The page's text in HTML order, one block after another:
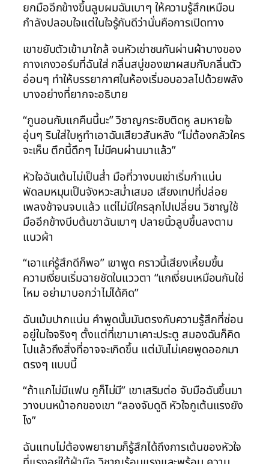
ยกมืออีกข้างขึ้นลูบผมฉันเบาๆ ให้ความรู้สึกเหมือน
กำลังปลอบใจแต่ในใจรู้กันดีว่านั่นคือการเปิดทาง
เขาขยับตัวเข้ามาใกล้ จนหัวเข่าชนกันผ่านผ้าบางของ
กางเกงวอร์มที่ฉันใส่ กลิ่นสบู่ของเขาผสมกับกลิ่นตัว
อ่อนๆ ทำให้บรรยากาศในห้องเริ่มอบอวลไปด้วยพลัง
บางอย่างที่ยากจะอธิบาย
“กูนอนกับแกคืนนี้นะ” วิชาญกระซิบติดหู ลมหายใจ
อุ่นๆ รินใส่ใบหูทำเอาฉันเสียวสันหลัง “ไม่ต้องกลัวใคร
จะเห็น ตึกนี้ดึกๆ ไม่มีคนผ่านมาแล้ว”
หัวใจฉันเต้นไม่เป็นส่ำ มือที่วางบนเข่าเริ่มกำแน่น
พัดลมหมุนเป็นจังหวะสม่ำเสมอ เสียงเทปที่ปล่อย
เพลงช้าจนจบแล้ว แต่ไม่มีใครลุกไปเปลี่ยน วิชาญใช้
มืออีกข้างบีบต้นขาฉันเบาๆ ปลายนิ้วลูบขึ้นลงตาม
แนวผ้า
“เอาแค่รู้สึกดีก็พอ” เขาพูด คราวนี้เสียงเหี้ยมขึ้น
ความเงี่ยนเริ่มฉายชัดในแววตา “แกเงี่ยนเหมือนกันใช่
ไหม อย่ามาบอกว่าไม่ได้คิด”
ฉันเม้มปากแน่น คำพูดนั้นมันตรงกับความรู้สึกที่ซ่อน
อยู่ในใจจริงๆ ตั้งแต่ที่เขามาเคาะประตู สมองฉันก็คิด
ไปแล้วถึงสิ่งที่อาจจะเกิดขึ้น แต่มันไม่เคยพูดออกมา
ตรงๆ แบบนี้
“ถ้าแกไม่มีแฟน กูก็ไม่มี” เขาเสริมต่อ จับมือฉันขึ้นมา
วางบนหน้าอกของเขา “ลองจับดูดิ หัวใจกูเต้นแรงยัง
ไง”
ฉันแทบไม่ต้องพยายามก็รู้สึกได้ถึงการเต้นของหัวใจ